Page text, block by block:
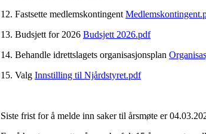
12. Fastsette medlemskontingent
13. Budsjett for 2026 Budsjett 2026.pdf
14. Behandle idrettslagets organisasjonsplan
15. Valg Innstilling til Njårdstyret.pdf
Siste frist for å melde inn saker til årsmøte er